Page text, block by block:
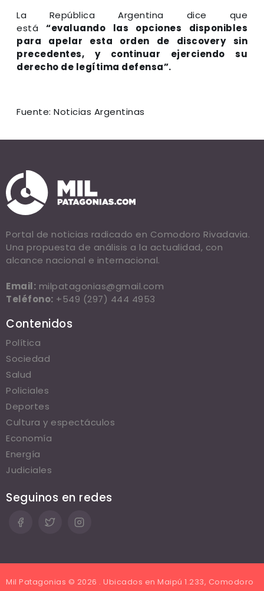
La República Argentina dice que
está“evaluando las opciones disponibles
para apelar esta orden de discovery sin
precedentes, y continuar ejerciendo su
derecho de legítima defensa”.
Fuente: Noticias Argentinas
Portal de noticias radicado en Comodoro Rivadavia.
Una propuesta de análisis a la actualidad, con
alcance nacional e internacional.
Email: milpatagonias@gmail.com
Teléfono: +549 (297) 444 4953
Contenidos
Política
Sociedad
Salud
Policiales
Deportes
Cultura y espectáculos
Economía
Energía
Judiciales
Seguinos en redes
Mil Patagonias © 2026 . Ubicados en Maipú 1.233, Comodoro